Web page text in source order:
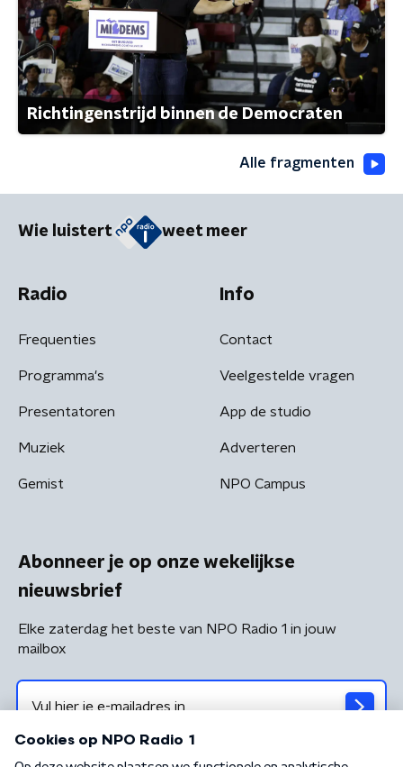
Richtingenstrijd binnen de Democraten
Alle fragmenten
Wie luistert weet meer
Radio
Frequenties
Programma's
Presentatoren
Muziek
Gemist
Info
Contact
Veelgestelde vragen
App de studio
Adverteren
NPO Campus
Abonneer je op onze wekelijkse
nieuwsbrief
Elke zaterdag het beste van NPO Radio 1 in jouw
mailbox